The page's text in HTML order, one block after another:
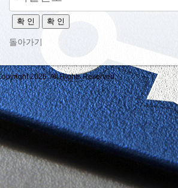
확 인 확 인
돌아가기
2026. All Rights Reserved.